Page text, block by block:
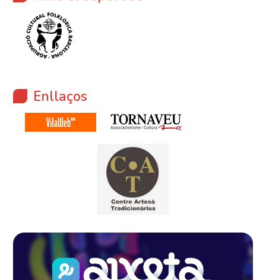
Enllaços